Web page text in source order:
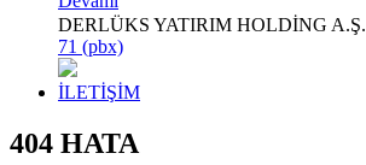
DERLÜKS YATIRIM HOLDİNG A.Ş.
71 (pbx)
İLETİŞİM
404 HATA